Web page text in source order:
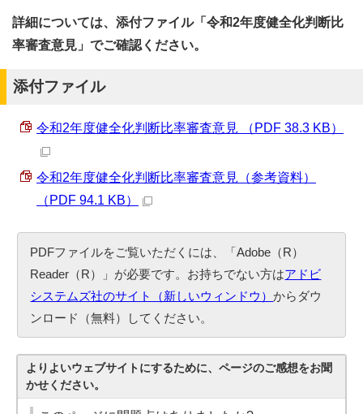
詳細については、添付ファイル「令和2年度健全化判断比
率審査意見」でご確認ください。
添付ファイル
令和2年度健全化判断比率審査意見 （PDF 38.3 KB）
令和2年度健全化判断比率審査意見（参考資料）
（PDF 94.1 KB）
PDFファイルをご覧いただくには、「Adobe（R）
Reader（R）」が必要です。お持ちでない方はアドビ
システムズ社のサイト（新しいウィンドウ）からダウ
ンロード（無料）してください。
よりよいウェブサイトにするために、ページのご感想をお聞
かせください。